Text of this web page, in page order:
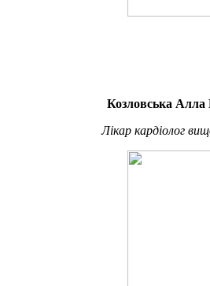
Козловська Алла
Лікар кардіолог